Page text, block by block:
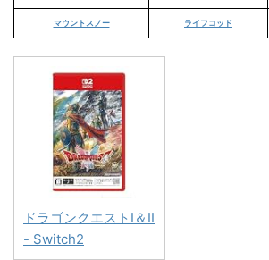
マウントスノー ライフコッド
ドラゴンクエストI＆II
- Switch2